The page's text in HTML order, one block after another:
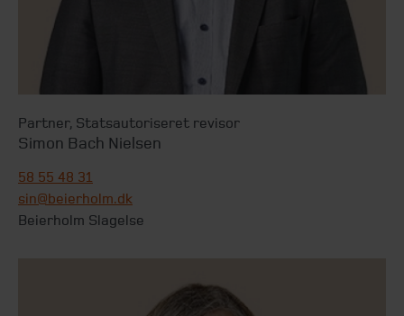
Partner, Statsautoriseret revisor
Simon Bach Nielsen
58 55 48 31
sin@beierholm.dk
Beierholm Slagelse